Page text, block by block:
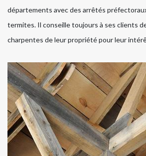
départements avec des arrêtés
termites. Il conseille toujours à ses clients
charpentes de leur propriété pour leur